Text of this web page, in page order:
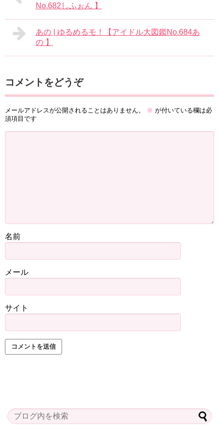
No.682しふぉん 】
あの | ゆるめるモ！【アイドル大図鑑No.684あ
の 】
コメントをどうぞ
メールアドレスが公開されることはありません。 ※ が付いている欄は必
須項目です
名前
メール
サイト